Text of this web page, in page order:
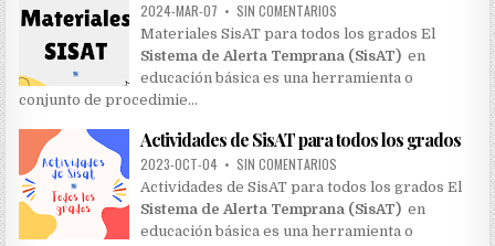
:
2024-MAR-07 • SIN COMENTARIOS
Materiales SisAT para todos los grados El
Sistema de Alerta Temprana (SisAT) en
educación básica es una herramienta o
conjunto de procedimie…
Actividades de SisAT para todos los grados
2023-OCT-04 • SIN COMENTARIOS
Actividades de SisAT para todos los grados El
Sistema de Alerta Temprana (SisAT) en
educación básica es una herramienta o